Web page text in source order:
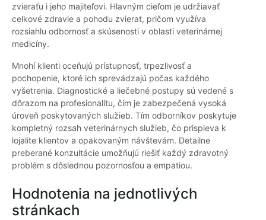
zvieraťu i jeho majiteľovi. Hlavným cieľom je udržiavať
celkové zdravie a pohodu zvierat, pričom využíva
rozsiahlu odbornosť a skúsenosti v oblasti veterinárnej
medicíny.
Mnohí klienti oceňujú prístupnosť, trpezlivosť a
pochopenie, ktoré ich sprevádzajú počas každého
vyšetrenia. Diagnostické a liečebné postupy sú vedené s
dôrazom na profesionalitu, čím je zabezpečená vysoká
úroveň poskytovaných služieb. Tím odborníkov poskytuje
kompletný rozsah veterinárnych služieb, čo prispieva k
lojalite klientov a opakovaným návštevám. Detailne
preberané konzultácie umožňujú riešiť každý zdravotný
problém s dôslednou pozornosťou a empatiou.
Hodnotenia na jednotlivých
stránkach